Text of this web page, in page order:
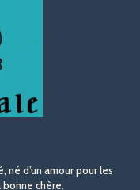
d’un amour pour les
bonne chère.